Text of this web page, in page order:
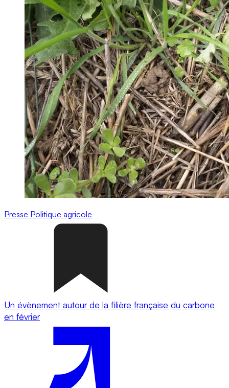
Presse Politique agricole
Un évènement autour de la filière française du carbone
en février